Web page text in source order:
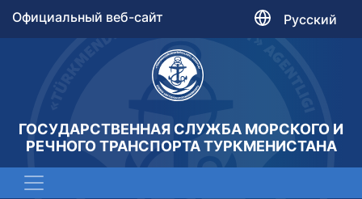
Официальный веб-сайт Русский
ГОСУДАРСТВЕННАЯ СЛУЖБА МОРСКОГО И
РЕЧНОГО ТРАНСПОРТА ТУРКМЕНИСТАНА